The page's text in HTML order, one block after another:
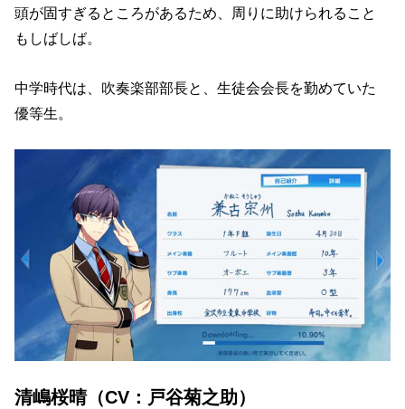
頭が固すぎるところがあるため、周りに助けられること
もしばしば。
中学時代は、吹奏楽部部長と、生徒会会長を勤めていた
優等生。
清嶋桜晴（CV：戸谷菊之助）